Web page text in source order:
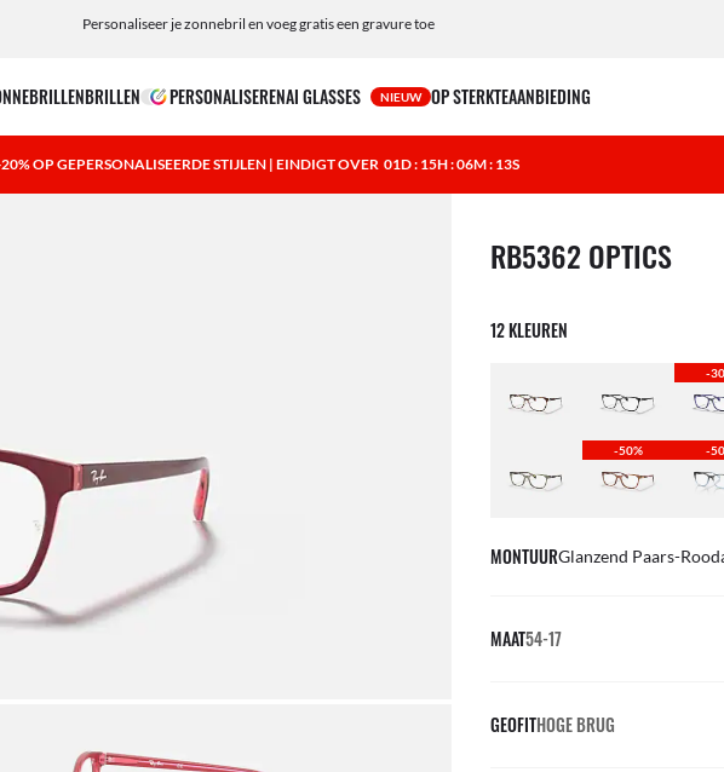
Personaliseer je zonnebril en voeg gratis een gravure toe
BRILLEN PERSONALISERENAI GLASSES NIEUW OP STERKTEAANBIEDING
OP GEPERSONALISEERDE STIJLEN | EINDIGT OVER 01D : 15H : 06M : 12S
1 item is uit je verlanglijst
RB5362 OPTICS
12 KLEUREN
-
-50% -
MONTUURGlanzend Paars-
MAAT54-17
GEOFITHOGE BRUG